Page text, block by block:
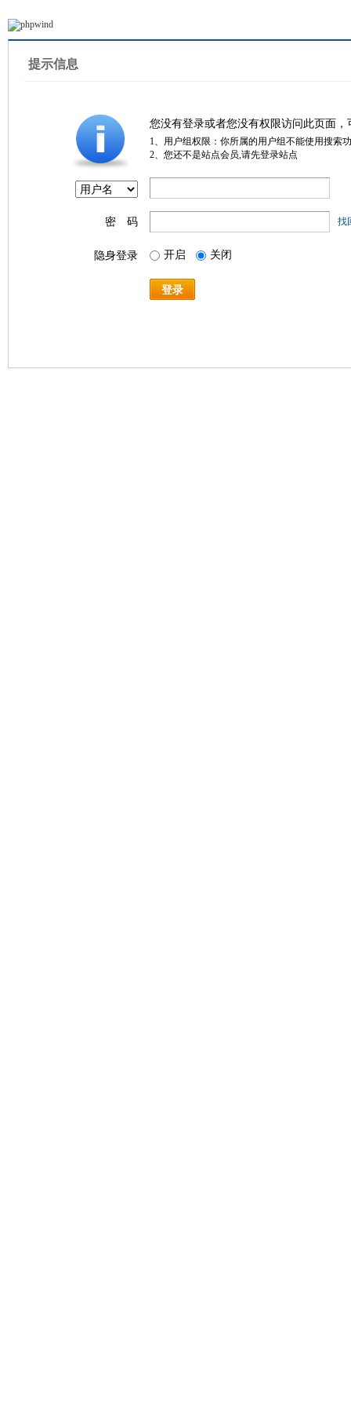
提示信息
您没有登录或者您没有权限访问此页面
1、用户组权限：你所属的用户组不能使用搜索
2、您还不是站点会员,请先登录站点
密 码 找
隐身登录 开启 关闭
登录